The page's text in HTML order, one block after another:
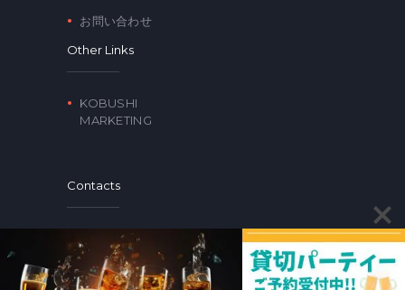
お問い合わせ
Other Links
KOBUSHI
MARKETING
Contacts
〒150-0043 東京都渋谷区道玄坂2-17-2 トップ美奄
2F
03-6679-3642